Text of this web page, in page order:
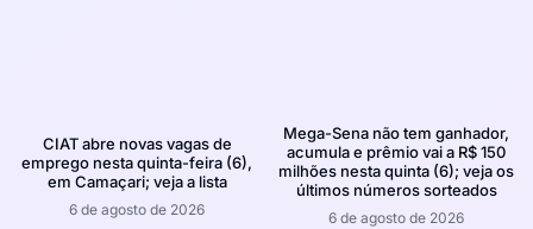
CIAT abre novas vagas de
emprego nesta quinta-feira (6),
em Camaçari; veja a lista
6 de agosto de 2026
Mega-Sena não tem ganhador,
acumula e prêmio vai a R$ 150
milhões nesta quinta (6); veja os
últimos números sorteados
6 de agosto de 2026